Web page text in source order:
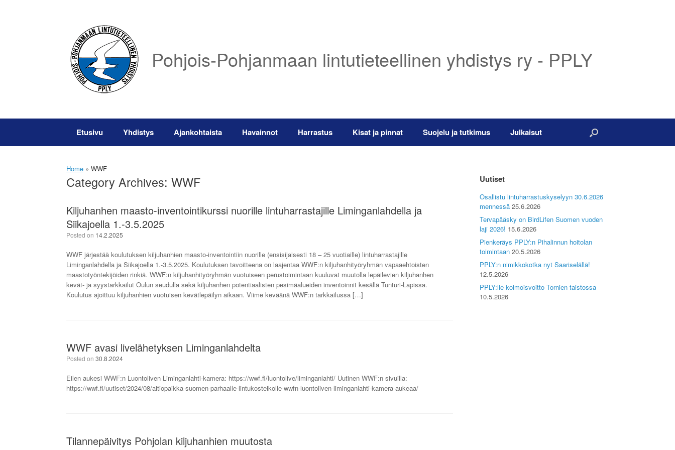
Pohjois-Pohjanmaan lintutieteellinen yhdistys ry - PPLY
Etusivu Yhdistys Ajankohtaista Havainnot Harrastus Kisat ja pinnat Suojelu ja tutkimus Julkaisut
Home » WWF
Category Archives: WWF
Kiljuhanhen maasto-inventointikurssi nuorille lintuharrastajille Liminganlahdella ja
Siikajoella 1.-3.5.2025
Posted on 14.2.2025
WWF järjestää koulutuksen kiljuhanhien maasto-inventointiin nuorille (ensisijaisesti 18 – 25 vuotiaille) lintuharrastajille
Liminganlahdella ja Siikajoella 1.-3.5.2025. Koulutuksen tavoitteena on laajentaa WWF:n kiljuhanhityöryhmän vapaaehtoisten
maastotyöntekijöiden rinkiä. WWF:n kiljuhanhityöryhmän vuotuiseen perustoimintaan kuuluvat muutolla lepäilevien kiljuhanhen
kevät- ja syystarkkailut Oulun seudulla sekä kiljuhanhen potentiaalisten pesimäalueiden inventoinnit kesällä Tunturi-Lapissa.
Koulutus ajoittuu kiljuhanhien vuotuisen kevätlepäilyn aikaan. Viime keväänä WWF:n tarkkailussa […]
WWF avasi livelähetyksen Liminganlahdelta
Posted on 30.8.2024
Eilen aukesi WWF:n Luontoliven Liminganlahti-kamera: https://wwf.fi/luontolive/liminganlahti/ Uutinen WWF:n sivuilla:
https://wwf.fi/uutiset/2024/08/aitiopaikka-suomen-parhaalle-lintukosteikolle-wwfn-luontoliven-liminganlahti-kamera-aukeaa/
Tilannepäivitys Pohjolan kiljuhanhien muutosta
Uutiset
Osallistu lintuharrastuskyselyyn 30.6.2026
mennessä 25.6.2026
Tervapääsky on BirdLifen Suomen vuoden
laji 2026! 15.6.2026
Pienkeräys PPLY:n Pihalinnun hoitolan
toimintaan 20.5.2026
PPLY:n nimikkokotka nyt Saariselällä!
12.5.2026
PPLY:lle kolmoisvoitto Tornien taistossa
10.5.2026